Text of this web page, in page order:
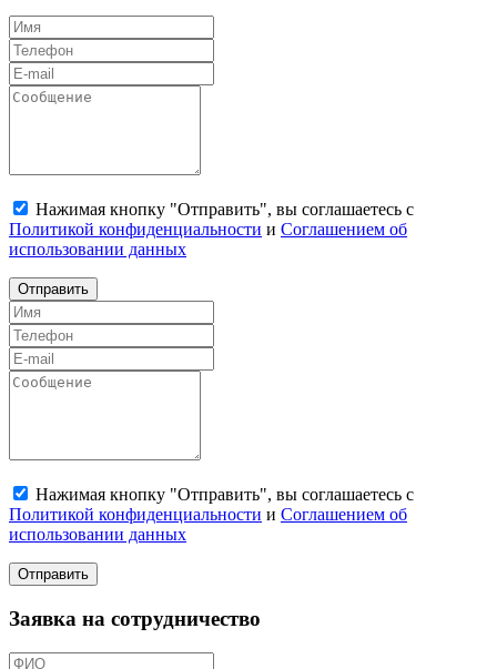
Нажимая кнопку "Отправить", вы соглашаетесь с
Политикой конфиденциальности и Соглашением об
использовании данных
Отправить
Нажимая кнопку "Отправить", вы соглашаетесь с
Политикой конфиденциальности и Соглашением об
использовании данных
Отправить
Заявка на сотрудничество